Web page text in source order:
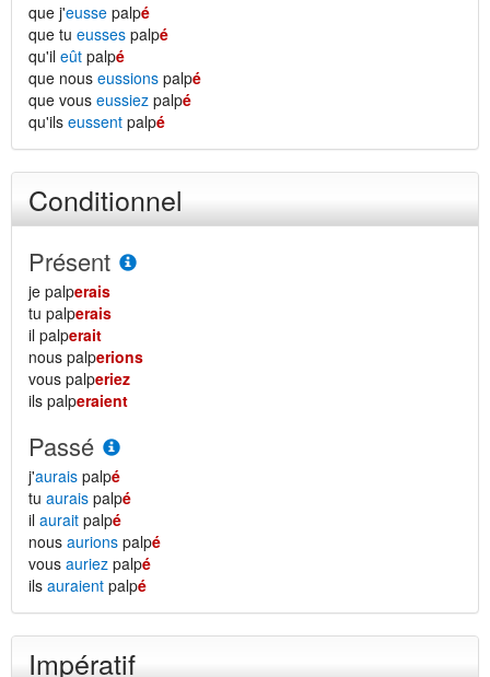
que j'eusse palpé
que tu eusses palpé
qu'il eût palpé
que nous eussions palpé
que vous eussiez palpé
qu'ils eussent palpé
Conditionnel
Présent
je palperais
tu palperais
il palperait
nous palperions
vous palperiez
ils palperaient
Passé
j'aurais palpé
tu aurais palpé
il aurait palpé
nous aurions palpé
vous auriez palpé
ils auraient palpé
Impératif